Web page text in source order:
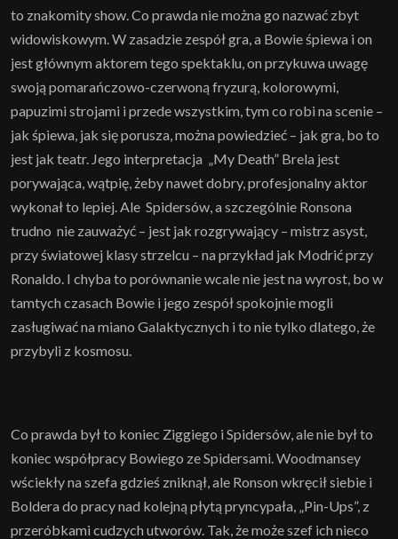
to znakomity show. Co prawda nie można go nazwać zbyt
widowiskowym. W zasadzie zespół gra, a Bowie śpiewa i on
jest głównym aktorem tego spektaklu, on przykuwa uwagę
swoją pomarańczowo-czerwoną fryzurą, kolorowymi,
papuzimi strojami i przede wszystkim, tym co robi na scenie –
jak śpiewa, jak się porusza, można powiedzieć – jak gra, bo to
jest jak teatr. Jego interpretacja „My Death” Brela jest
porywająca, wątpię, żeby nawet dobry, profesjonalny aktor
wykonał to lepiej. Ale Spidersów, a szczególnie Ronsona
trudno nie zauważyć – jest jak rozgrywający – mistrz asyst,
przy światowej klasy strzelcu – na przykład jak Modrić przy
Ronaldo. I chyba to porównanie wcale nie jest na wyrost, bo w
tamtych czasach Bowie i jego zespół spokojnie mogli
zasługiwać na miano Galaktycznych i to nie tylko dlatego, że
przybyli z kosmosu.
Co prawda był to koniec Ziggiego i Spidersów, ale nie był to
koniec współpracy Bowiego ze Spidersami. Woodmansey
wściekły na szefa gdzieś zniknął, ale Ronson wkręcił siebie i
Boldera do pracy nad kolejną płytą pryncypała, „Pin-Ups”, z
przeróbkami cudzych utworów. Tak, że może szef ich nieco